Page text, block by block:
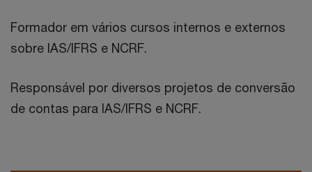
Formador em vários cursos internos e externos
sobre IAS/IFRS e NCRF.
Responsável por diversos projetos de conversão
de contas para IAS/IFRS e NCRF.